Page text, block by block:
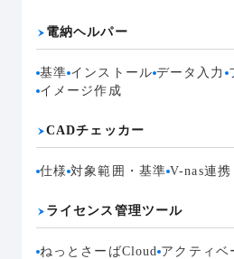
電納ヘルパー
基準 インストール データ入力
イメージ作成
CADチェッカー
仕様 対象範囲・基準 V-nas連携
ライセンス管理ツール
ねっとさーばCloud アクティベ